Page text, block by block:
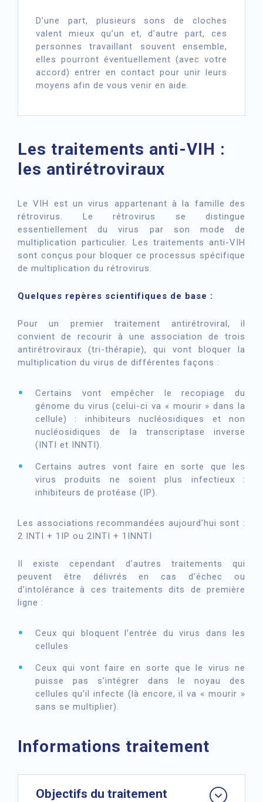
D’une part, plusieurs sons de cloches
valent mieux qu’un et, d’autre part, ces
personnes travaillant souvent ensemble,
elles pourront éventuellement (avec votre
accord) entrer en contact pour unir leurs
moyens afin de vous venir en aide.
Les traitements anti-VIH :
les antirétroviraux
Le VIH est un virus appartenant à la famille des
rétrovirus. Le rétrovirus se distingue
essentiellement du virus par son mode de
multiplication particulier. Les traitements anti-VIH
sont conçus pour bloquer ce processus spécifique
de multiplication du rétrovirus.
Quelques repères scientifiques de base :
Pour un premier traitement antirétroviral, il
convient de recourir à une association de trois
antirétroviraux (tri-thérapie), qui vont bloquer la
multiplication du virus de différentes façons :
Certains vont empêcher le recopiage du
génome du virus (celui-ci va « mourir » dans la
cellule) : inhibiteurs nucléosidiques et non
nucléosidiques de la transcriptase inverse
(INTI et INNTI).
Certains autres vont faire en sorte que les
virus produits ne soient plus infectieux :
inhibiteurs de protéase (IP).
Les associations recommandées aujourd’hui sont :
2 INTI + 1IP ou 2INTI + 1INNTI
Il existe cependant d’autres traitements qui
peuvent être délivrés en cas d’échec ou
d’intolérance à ces traitements dits de première
ligne :
Ceux qui bloquent l’entrée du virus dans les
cellules
Ceux qui vont faire en sorte que le virus ne
puisse pas s’intégrer dans le noyau des
cellules qu’il infecte (là encore, il va « mourir »
sans se multiplier).
Informations traitement
Objectifs du traitement